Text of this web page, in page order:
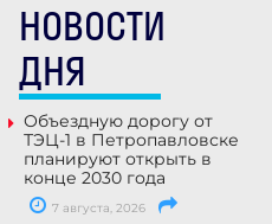
НОВОСТИ
ДНЯ
Объездную дорогу от
ТЭЦ-1 в Петропавловске
планируют открыть в
конце 2030 года
7 августа, 2026